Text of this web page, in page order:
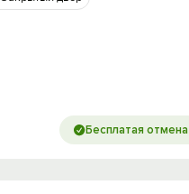
Бесплатая отмена